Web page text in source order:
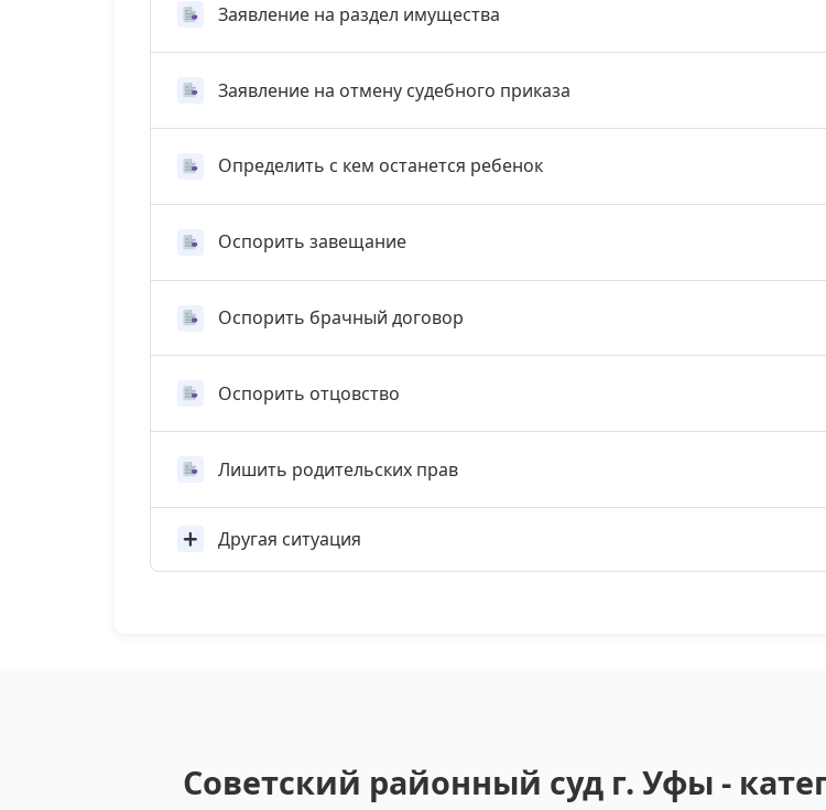
Заявление на раздел имущества
Заявление на отмену судебного приказа
Определить с кем останется ребенок
Оспорить завещание
Оспорить брачный договор
Оспорить отцовство
Лишить родительских прав
Другая ситуация
Советский районный суд г. Уфы -